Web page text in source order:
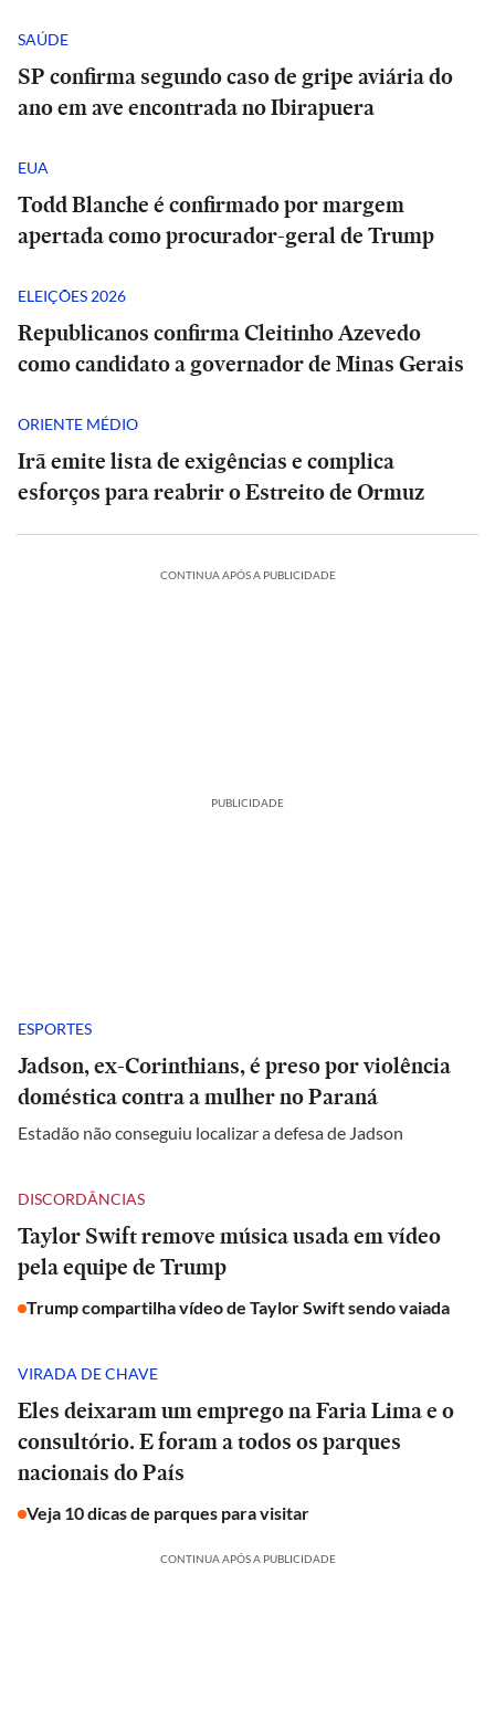
SAÚDE
SP confirma segundo caso de gripe aviária do
ano em ave encontrada no Ibirapuera
EUA
Todd Blanche é confirmado por margem
apertada como procurador-geral de Trump
ELEIÇÕES 2026
Republicanos confirma Cleitinho Azevedo
como candidato a governador de Minas Gerais
ORIENTE MÉDIO
Irã emite lista de exigências e complica
esforços para reabrir o Estreito de Ormuz
CONTINUA APÓS A PUBLICIDADE
PUBLICIDADE
ESPORTES
Jadson, ex-Corinthians, é preso por violência
doméstica contra a mulher no Paraná
Estadão não conseguiu localizar a defesa de Jadson
DISCORDÂNCIAS
Taylor Swift remove música usada em vídeo
pela equipe de Trump
Trump compartilha vídeo de Taylor Swift sendo vaiada
VIRADA DE CHAVE
Eles deixaram um emprego na Faria Lima e o
consultório. E foram a todos os parques
nacionais do País
Veja 10 dicas de parques para visitar
CONTINUA APÓS A PUBLICIDADE